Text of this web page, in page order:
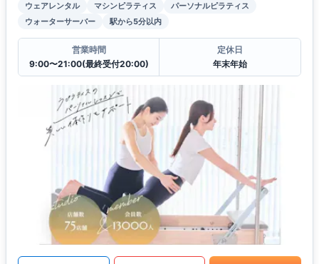
ウェアレンタル マシンピラティス
パーソナルピラティス
ウォーターサーバー
駅から5分以内
営業時間
9:00〜21:00(最終受付20:00)
定休日
年末年始